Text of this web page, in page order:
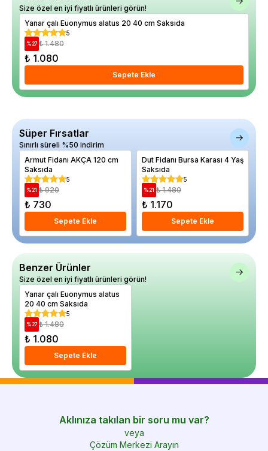
Size özel en iyi fiyatlı ürünleri görün!
Yanar çalı Euonymus alatus 20 40 cm Saksıda
5
%27 ₺ 1.480
₺ 1.080
Sepete Ekle
Süper Fırsatlar
Sınırlı süreli %50 indirim
Armut Fidanı AKÇA 120 cm
Saksıda
5
%21 ₺ 920
₺ 730
Sepete Ekle
Dut Fidanı Bursa Karası 4 Yaş
Saksıda
5
%21 ₺ 1.480
₺ 1.170
Sepete Ekle
Benzer Ürünler
Size özel en iyi fiyatlı ürünleri görün!
Yanar çalı Euonymus alatus
20 40 cm Saksıda
5
%27 ₺ 1.480
₺ 1.080
Sepete Ekle
Aklınıza takılan bir soru mu var?
veya
Çözüm Merkezi Arayın